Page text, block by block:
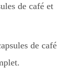
de café et
de café